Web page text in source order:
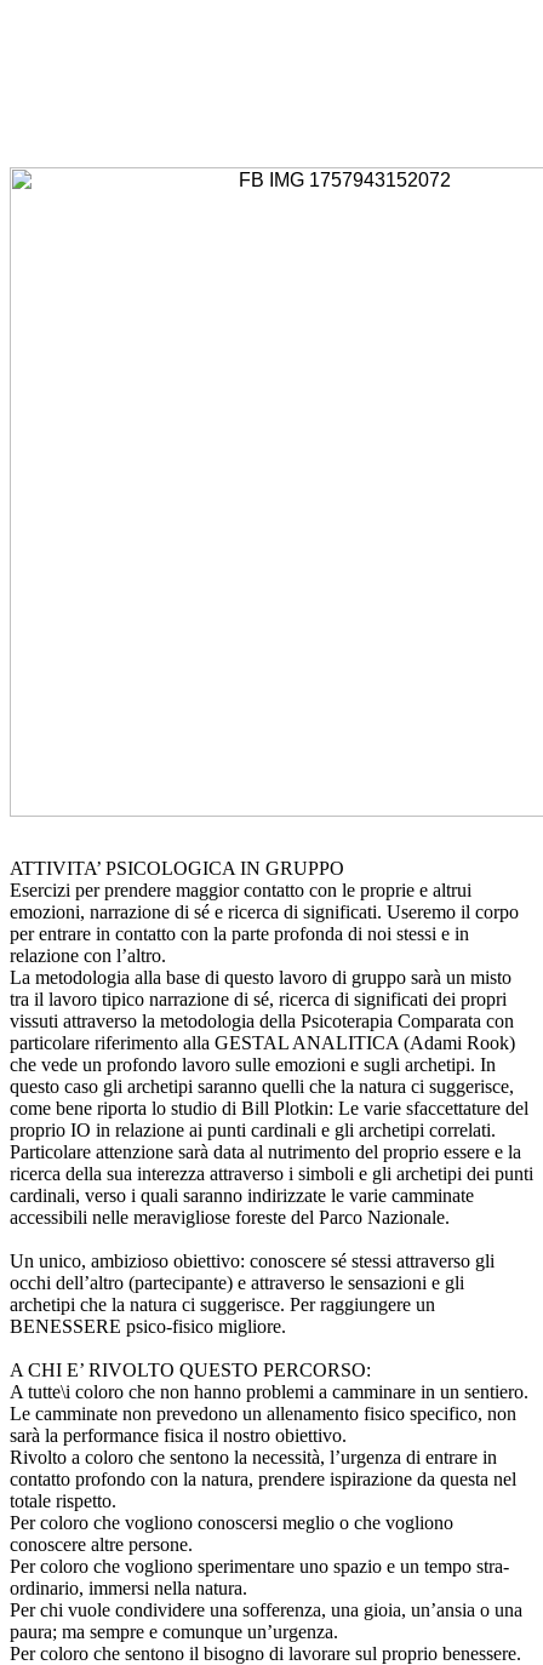
ATTIVITA’ PSICOLOGICA IN GRUPPO
Esercizi per prendere maggior contatto con le proprie e altrui
emozioni, narrazione di sé e ricerca di significati. Useremo il corpo
per entrare in contatto con la parte profonda di noi stessi e in
relazione con l’altro.
La metodologia alla base di questo lavoro di gruppo sarà un misto
tra il lavoro tipico narrazione di sé, ricerca di significati dei propri
vissuti attraverso la metodologia della Psicoterapia Comparata con
particolare riferimento alla GESTAL ANALITICA (Adami Rook)
che vede un profondo lavoro sulle emozioni e sugli archetipi. In
questo caso gli archetipi saranno quelli che la natura ci suggerisce,
come bene riporta lo studio di Bill Plotkin: Le varie sfaccettature del
proprio IO in relazione ai punti cardinali e gli archetipi correlati.
Particolare attenzione sarà data al nutrimento del proprio essere e la
ricerca della sua interezza attraverso i simboli e gli archetipi dei punti
cardinali, verso i quali saranno indirizzate le varie camminate
accessibili nelle meravigliose foreste del Parco Nazionale.
Un unico, ambizioso obiettivo: conoscere sé stessi attraverso gli
occhi dell’altro (partecipante) e attraverso le sensazioni e gli
archetipi che la natura ci suggerisce. Per raggiungere un
BENESSERE psico-fisico migliore.
A CHI E’ RIVOLTO QUESTO PERCORSO:
A tutte\i coloro che non hanno problemi a camminare in un sentiero.
Le camminate non prevedono un allenamento fisico specifico, non
sarà la performance fisica il nostro obiettivo.
Rivolto a coloro che sentono la necessità, l’urgenza di entrare in
contatto profondo con la natura, prendere ispirazione da questa nel
totale rispetto.
Per coloro che vogliono conoscersi meglio o che vogliono
conoscere altre persone.
Per coloro che vogliono sperimentare uno spazio e un tempo stra-
ordinario, immersi nella natura.
Per chi vuole condividere una sofferenza, una gioia, un’ansia o una
paura; ma sempre e comunque un’urgenza.
Per coloro che sentono il bisogno di lavorare sul proprio benessere.